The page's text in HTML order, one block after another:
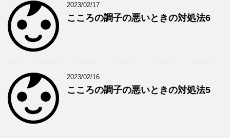
2023/02/17
こころの調子の悪いときの対処法6
2023/02/16
こころの調子の悪いときの対処法5